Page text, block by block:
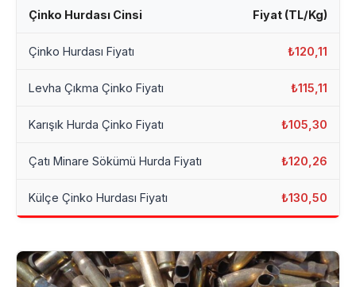
Çinko Hurdası Cinsi Fiyat (TL/Kg)
Çinko Hurdası Fiyatı ₺120,11
Levha Çıkma Çinko Fiyatı ₺115,11
Karışık Hurda Çinko Fiyatı ₺105,30
Çatı Minare Sökümü Hurda Fiyatı ₺120,26
Külçe Çinko Hurdası Fiyatı ₺130,50